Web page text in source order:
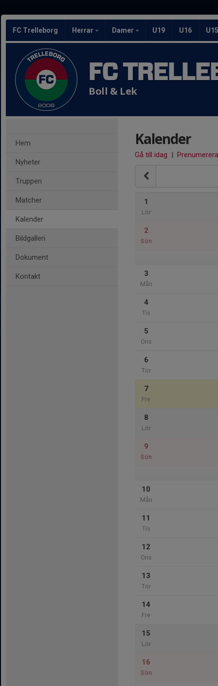
FC Trelleborg Herrar Damer U19 U16 U15
FC
Boll & Lek
Hem
Nyheter
Truppen
Matcher
Kalender
Bildgalleri
Dokument
Kontakt
Kalender
Gå till idag | Prenumerera
1
Lör
2
Sön
3
Mån
4
Tis
5
Ons
6
Tor
7
Fre
8
Lör
9
Sön
10
Mån
11
Tis
12
Ons
13
Tor
14
Fre
15
Lör
16
Sön